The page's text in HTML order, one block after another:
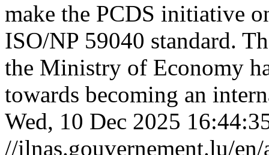
make the PCDS initiative
ISO/NP 59040 standard.
the Ministry of Economy
towards becoming an
Wed, 10 Dec 2025
//ilnas.gouvernement.lu/